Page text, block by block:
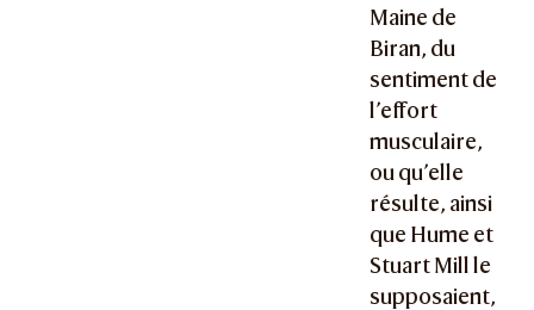
Maine de
Biran, du
sentiment de
l’effort
musculaire,
ou qu’elle
résulte, ainsi
que Hume et
Stuart Mill le
supposaient,